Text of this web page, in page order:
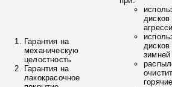
Гарантия на
механическую
целостность
Гарантия на
лакокрасочное
зимней